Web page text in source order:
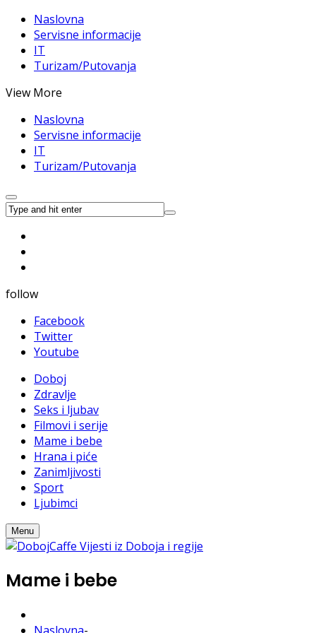
Naslovna
Servisne informacije
IT
Turizam/Putovanja
View More
Naslovna
Servisne informacije
IT
Turizam/Putovanja
follow
Facebook
Twitter
Youtube
Doboj
Zdravlje
Seks i ljubav
Filmovi i serije
Mame i bebe
Hrana i piće
Zanimljivosti
Sport
Ljubimci
Menu
Mame i bebe